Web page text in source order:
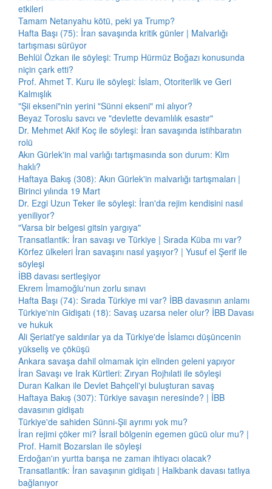
etkileri
Tamam Netanyahu kötü, peki ya Trump?
Hafta Başı (75): İran savaşında kritik günler | Malvarlığı
tartışması sürüyor
Behlül Özkan ile söyleşi: Trump Hürmüz Boğazı konusunda
niçin çark etti?
Prof. Ahmet T. Kuru ile söyleşi: İslam, Otoriterlik ve Geri
Kalmışlık
"Şii ekseni"nin yerini "Sünni ekseni" mi alıyor?
Beyaz Toroslu savcı ve "devlette devamlılık esastır"
Dr. Mehmet Akif Koç ile söyleşi: İran savaşında istihbaratın
rolü
Akın Gürlek'in mal varlığı tartışmasında son durum: Kim
haklı?
Haftaya Bakış (308): Akın Gürlek'in malvarlığı tartışmaları |
Birinci yılında 19 Mart
Dr. Ezgi Uzun Teker ile söyleşi: İran'da rejim kendisini nasıl
yeniliyor?
"Varsa bir belgesi gitsin yargıya"
Transatlantik: İran savaşı ve Türkiye | Sırada Küba mı var?
Körfez ülkeleri İran savaşını nasıl yaşıyor? | Yusuf el Şerif ile
söyleşi
İBB davası sertleşiyor
Ekrem İmamoğlu'nun zorlu sınavı
Hafta Başı (74): Sırada Türkiye mi var? İBB davasının anlamı
Türkiye'nin Gidişatı (18): Savaş uzarsa neler olur? İBB Davası
ve hukuk
Ali Şeriati'ye saldırılar ya da Türkiye'de İslamcı düşüncenin
yükseliş ve çöküşü
Ankara savaşa dahil olmamak için elinden geleni yapıyor
İran Savaşı ve Irak Kürtleri: Zıryan Rojhılati ile söyleşi
Duran Kalkan ile Devlet Bahçeli'yi buluşturan savaş
Haftaya Bakış (307): Türkiye savaşın neresinde? | İBB
davasının gidişatı
Türkiye'de sahiden Sünni-Şii ayrımı yok mu?
İran rejimi çöker mi? İsrail bölgenin egemen gücü olur mu? |
Prof. Hamit Bozarslan ile söyleşi
Erdoğan'ın yurtta barışa ne zaman ihtiyacı olacak?
Transatlantik: İran savaşının gidişatı | Halkbank davası tatlıya
bağlanıyor